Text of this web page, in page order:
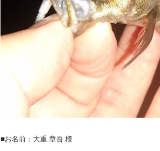
■お名前：大重 章吾 様